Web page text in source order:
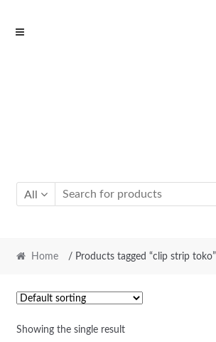
Skip
Skip
All
Home / Products tagged “clip strip toko”
Showing the single result